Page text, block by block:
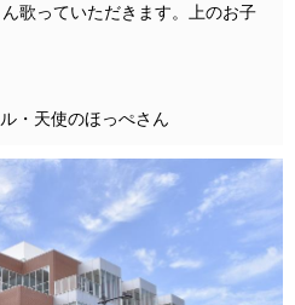
歌っていただきます。上のお子
・天使のほっぺさん